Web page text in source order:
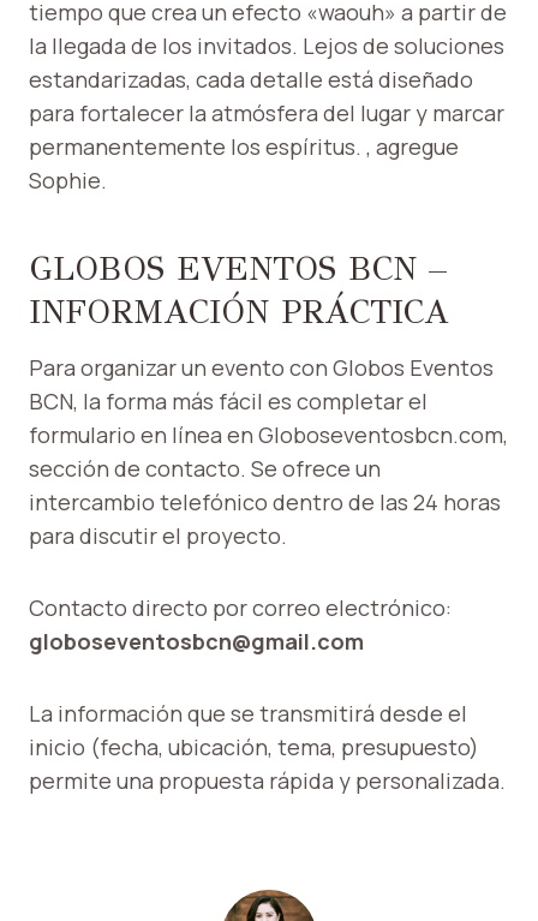
tiempo que crea un efecto «waouh» a partir de
la llegada de los invitados. Lejos de soluciones
estandarizadas, cada detalle está diseñado
para fortalecer la atmósfera del lugar y marcar
permanentemente los espíritus. , agregue
Sophie.
GLOBOS EVENTOS BCN –
INFORMACIÓN PRÁCTICA
Para organizar un evento con Globos Eventos
BCN, la forma más fácil es completar el
formulario en línea en Globoseventosbcn.com,
sección de contacto. Se ofrece un
intercambio telefónico dentro de las 24 horas
para discutir el proyecto.
Contacto directo por correo electrónico:
globoseventosbcn@gmail.com
La información que se transmitirá desde el
inicio (fecha, ubicación, tema, presupuesto)
permite una propuesta rápida y personalizada.